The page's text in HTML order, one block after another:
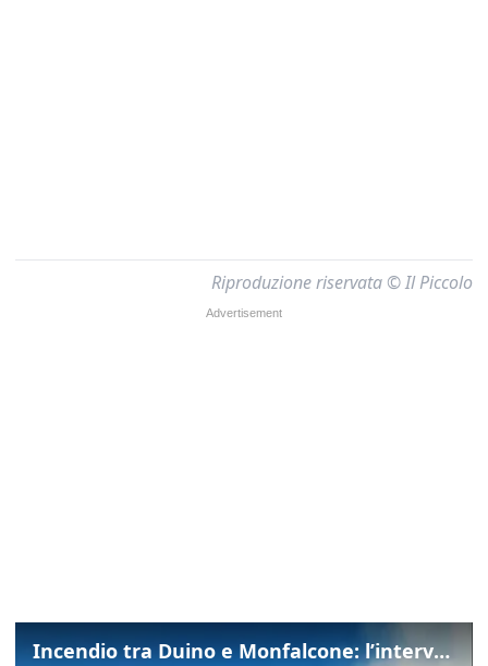
Riproduzione riservata © Il Piccolo
Incendio tra Duino e Monfalcone: l’intervento dei vigili del fuoco